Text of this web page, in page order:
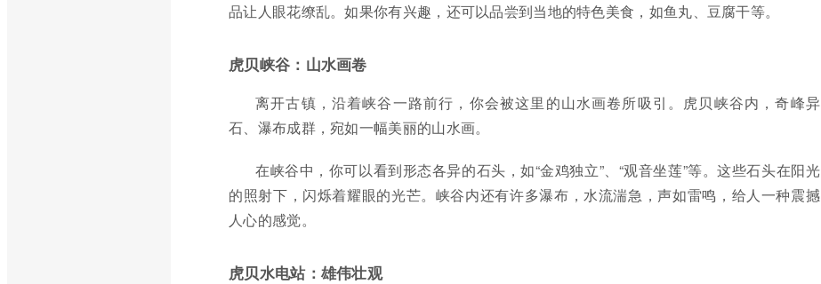
品让人眼花缭乱。如果你有兴趣，还可以品尝到当地的特色美食，如鱼丸、豆腐干等。
虎贝峡谷：山水画卷
离开古镇，沿着峡谷一路前行，你会被这里的山水画卷所吸引。虎贝峡谷内，奇峰异
石、瀑布成群，宛如一幅美丽的山水画。
在峡谷中，你可以看到形态各异的石头，如“金鸡独立”、“观音坐莲”等。这些石头在阳光
的照射下，闪烁着耀眼的光芒。峡谷内还有许多瀑布，水流湍急，声如雷鸣，给人一种震撼
人心的感觉。
虎贝水电站：雄伟壮观